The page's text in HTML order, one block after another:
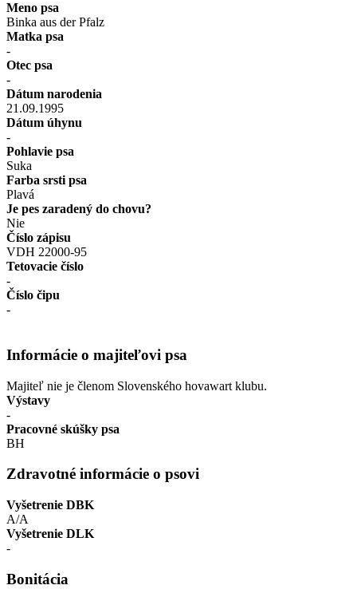
Meno psa
Binka aus der Pfalz
Matka psa
-
Otec psa
-
Dátum narodenia
21.09.1995
Dátum úhynu
-
Pohlavie psa
Suka
Farba srsti psa
Plavá
Je pes zaradený do chovu?
Nie
Číslo zápisu
VDH 22000-95
Tetovacie číslo
-
Číslo čipu
-
Informácie o majiteľovi psa
Majiteľ nie je členom Slovenského hovawart klubu.
Výstavy
-
Pracovné skúšky psa
BH
Zdravotné informácie o psovi
Vyšetrenie DBK
A/A
Vyšetrenie DLK
-
Bonitácia